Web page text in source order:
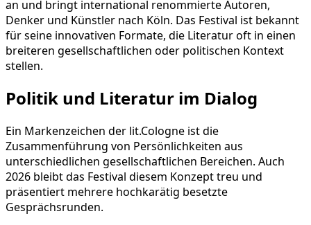
an und bringt international renommierte Autoren,
Denker und Künstler nach Köln. Das Festival ist bekannt
für seine innovativen Formate, die Literatur oft in einen
breiteren gesellschaftlichen oder politischen Kontext
stellen.
Politik und Literatur im Dialog
Ein Markenzeichen der lit.Cologne ist die
Zusammenführung von Persönlichkeiten aus
unterschiedlichen gesellschaftlichen Bereichen. Auch
2026 bleibt das Festival diesem Konzept treu und
präsentiert mehrere hochkarätig besetzte
Gesprächsrunden.